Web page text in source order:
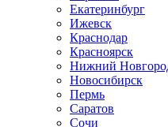
Екатеринбург
Ижевск
Краснодар
Красноярск
Нижний
Новосибирск
Пермь
Саратов
Сочи